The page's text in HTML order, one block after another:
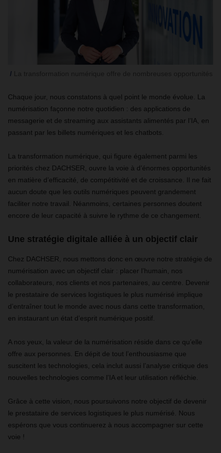
Chaque jour, nous constatons à quel point le monde évolue. La
numérisation façonne notre quotidien : des applications de
messagerie et de streaming aux assistants alimentés par l’IA, en
passant par les billets numériques et les chatbots.
La transformation numérique, qui figure également parmi les
priorités chez DACHSER, ouvre la voie à d’énormes opportunités
en matière d’efficacité, de compétitivité et de croissance. Il ne fait
aucun doute que les outils numériques peuvent grandement
faciliter notre travail. Néanmoins, certaines personnes doutent
encore de leur capacité à suivre le rythme de ce changement.
Une stratégie digitale alliée à un objectif clair
Chez DACHSER, nous mettons donc en œuvre notre stratégie de
numérisation avec un objectif clair : placer l’humain, nos
collaborateurs, nos clients et nos partenaires, au centre. Devenir
le prestataire de services logistiques le plus numérisé implique
d’entraîner tout le monde avec nous dans cette transformation,
en instaurant un état d’esprit numérique positif.
A nos yeux, la valeur de la numérisation réside dans ce qu’elle
offre aux personnes. En dépit de tout l’enthousiasme que
suscitent les technologies, cela inclut aussi l’analyse critique des
nouvelles technologies comme l’IA et leur utilisation réfléchie.
Grâce à cette vision, nous poursuivons notre objectif de devenir
le prestataire de services logistiques le plus numérisé. Nous
espérons que vous continuerez à nous accompagner sur cette
voie !